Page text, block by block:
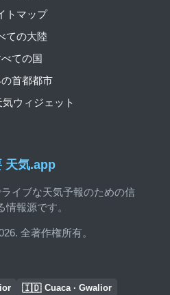
天気.app
イブな天気予報のための信
情報源です。
全著作権所有。
トマップ
ての大陸
ての国
首都都市
ウィジェット
🇮🇩 Cuaca · Gwalior